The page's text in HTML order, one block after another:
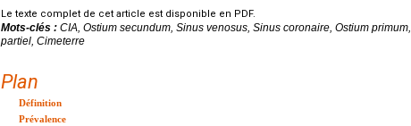
Le texte complet de cet article est disponible en PDF.
Mots-clés : CIA, Ostium secundum, Sinus venosus, Sinus coronaire, Ostium
partiel, Cimeterre
Plan
Définition
Prévalence